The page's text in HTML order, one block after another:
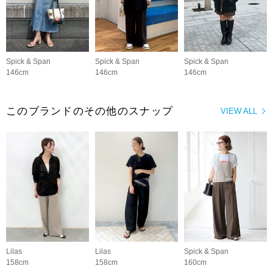
Spick & Span
146cm
Spick & Span
146cm
Spick & Span
146cm
VIEW ALL
このブランドのその他のスナップ
Lilas
158cm
Lilas
158cm
Spick & Span
160cm